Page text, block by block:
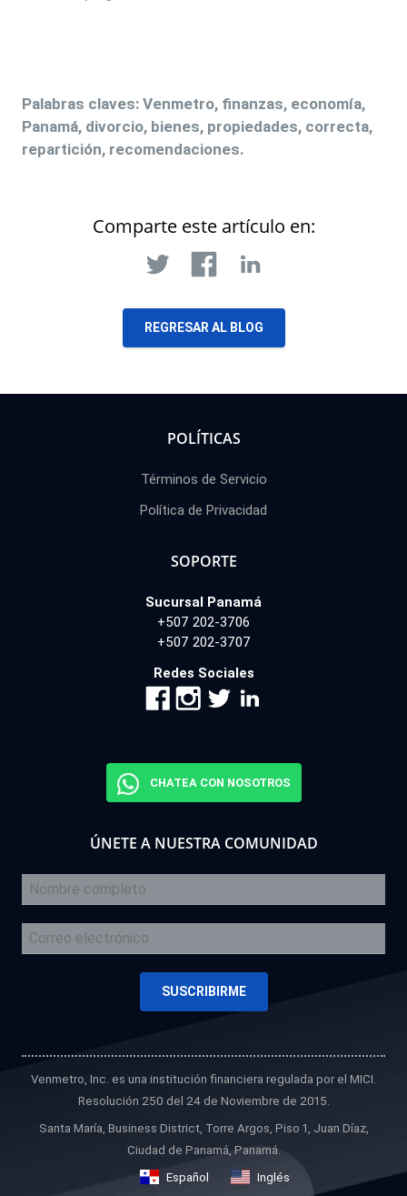
Palabras claves: Venmetro, finanzas, economía,
Panamá, divorcio, bienes, propiedades, correcta,
repartición, recomendaciones.
Comparte este artículo en:
REGRESAR AL BLOG
POLÍTICAS
Términos de Servicio
Política de Privacidad
SOPORTE
Sucursal Panamá
+507 202-3706
+507 202-3707
Redes Sociales
CHATEA CON NOSOTROS
ÚNETE A NUESTRA COMUNIDAD
Venmetro, Inc. es una institución financiera regulada por el MICI.
Resolución 250 del 24 de Noviembre de 2015.
Santa María, Business District, Torre Argos, Piso 1, Juan Díaz,
Ciudad de Panamá, Panamá.
Español
Inglés